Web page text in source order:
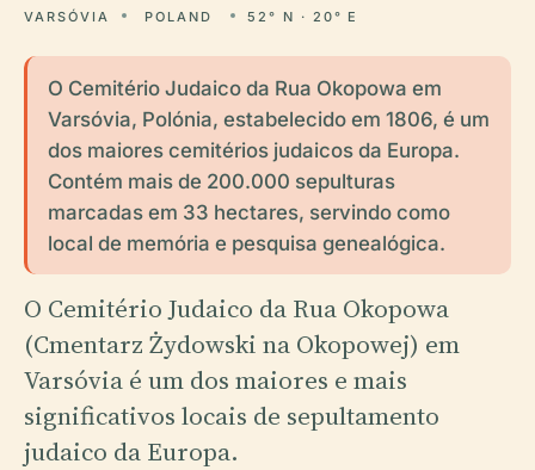
VARSÓVIA POLAND 52° N · 20° E
O Cemitério Judaico da Rua Okopowa em
Varsóvia, Polónia, estabelecido em 1806, é um
dos maiores cemitérios judaicos da Europa.
Contém mais de 200.000 sepulturas
marcadas em 33 hectares, servindo como
local de memória e pesquisa genealógica.
O Cemitério Judaico da Rua Okopowa
(Cmentarz Żydowski na Okopowej) em
Varsóvia é um dos maiores e mais
significativos locais de sepultamento
judaico da Europa.